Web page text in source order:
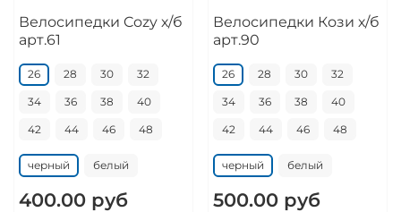
Велосипедки Cozy х/б
арт.61
26 28 30 32
34 36 38 40
42 44 46 48
черный белый
400.00 руб
Велосипедки Кози х/б
арт.90
26 28 30 32
34 36 38 40
42 44 46 48
черный белый
500.00 руб